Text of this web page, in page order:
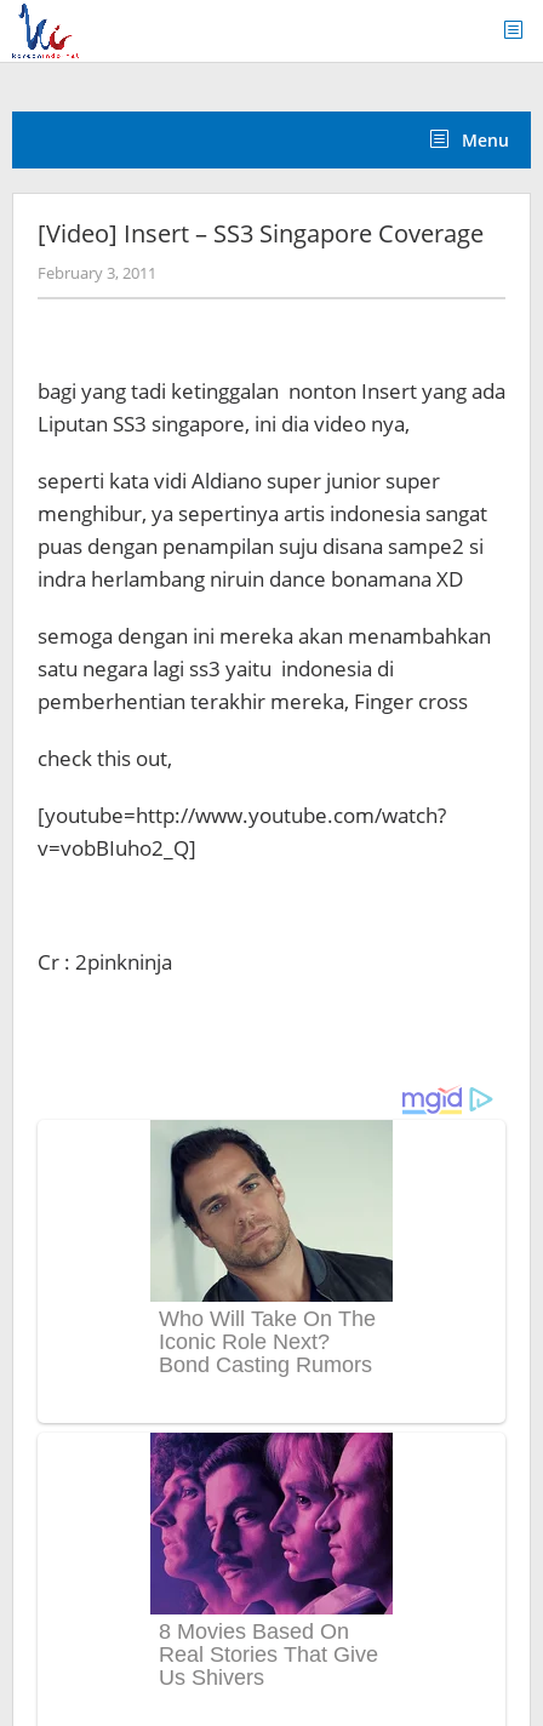
Skip
content
Menu
[Video] Insert – SS3 Singapore Coverage
February 3, 2011
Koreanindo
bagi yang tadi ketinggalan nonton Insert yang ada
Liputan SS3 singapore, ini dia video nya,
seperti kata vidi Aldiano super junior super
menghibur, ya sepertinya artis indonesia sangat
puas dengan penampilan suju disana sampe2 si
indra herlambang niruin dance bonamana XD
semoga dengan ini mereka akan menambahkan
satu negara lagi ss3 yaitu indonesia di
pemberhentian terakhir mereka, Finger cross
check this out,
[youtube=http://www.youtube.com/watch?
v=vobBIuho2_Q]
Cr : 2pinkninja